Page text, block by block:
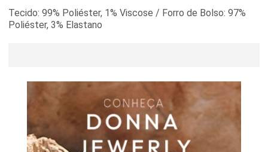
Tecido: 99% Poliéster, 1% Viscose / Forro de Bolso: 97%
Poliéster, 3% Elastano